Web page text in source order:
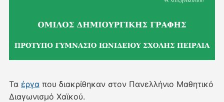
Τα έργαπου διακρίθηκαν στον Πανελλήνιο Μαθητικό
Διαγωνισμό Χαϊκού.